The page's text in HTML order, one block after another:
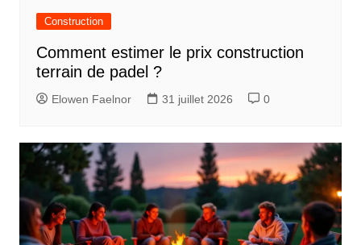
Construction
Comment estimer le prix construction
terrain de padel ?
Elowen Faelnor 31 juillet 2026 0